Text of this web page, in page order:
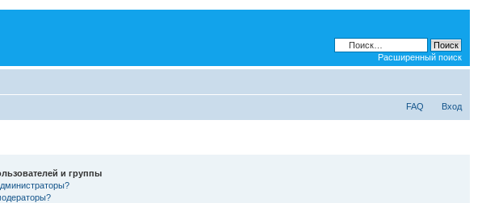
Расширенный поиск
FAQ Вход
и группы